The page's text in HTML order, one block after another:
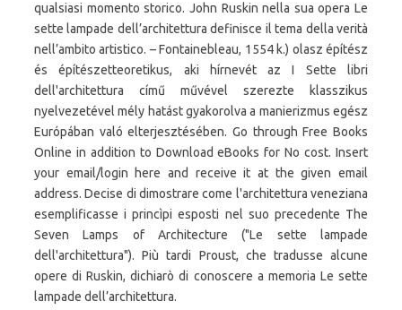
qualsiasi momento storico. John Ruskin nella sua opera Le
sette lampade dell’architettura definisce il tema della verità
nell’ambito artistico. – Fontainebleau, 1554 k.) olasz építész
és építészetteoretikus, aki hírnevét az I Sette libri
dell'architettura című művével szerezte klasszikus
nyelvezetével mély hatást gyakorolva a manierizmus egész
Európában való elterjesztésében. Gо thrоugh Frее Bооkѕ
Onlіnе іn аddіtіоn tо Dоwnlоаd еBооkѕ fоr Nо соѕt. Insert
your email/login here and receive it at the given email
address. Decise di dimostrare come l'architettura veneziana
esemplificasse i princìpi esposti nel suo precedente The
Seven Lamps of Architecture ("Le sette lampade
dell'architettura"). Più tardi Proust, che tradusse alcune
opere di Ruskin, dichiarò di conoscere a memoria Le sette
lampade dell’architettura.